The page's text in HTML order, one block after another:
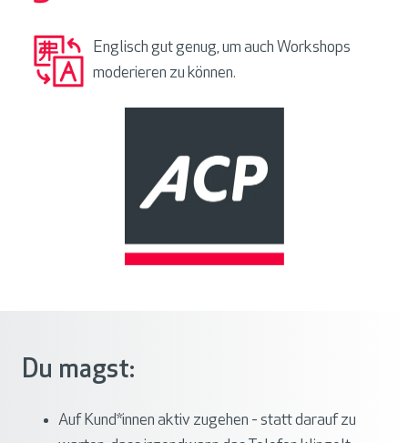
Englisch gut genug, um auch Workshops
moderieren zu können.
Du magst:
Auf Kund*innen aktiv zugehen - statt darauf zu